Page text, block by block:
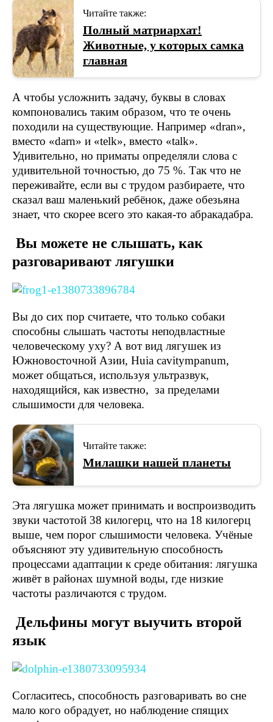
Читайте также:
Полный матриархат!
Животные, у которых самка
главная
А чтобы усложнить задачу, буквы в словах
компоновались таким образом, что те очень
походили на существующие. Например «dran»,
вместо «darn» и «telk», вместо «talk».
Удивительно, но приматы определяли слова с
удивительной точностью, до 75 %. Так что не
переживайте, если вы с трудом разбираете, что
сказал ваш маленький ребёнок, даже обезьяна
знает, что скорее всего это какая-то абракадабра.
Вы можете не слышать, как
разговаривают лягушки
Вы до сих пор считаете, что только собаки
способны слышать частоты неподвластные
человеческому уху? А вот вид лягушек из
Южновосточной Азии, Huia cavitympanum,
может общаться, используя ультразвук,
находящийся, как известно, за пределами
слышимости для человека.
Читайте также:
Милашки нашей планеты
Эта лягушка может принимать и воспроизводить
звуки частотой 38 килогерц, что на 18 килогерц
выше, чем порог слышимости человека. Учёные
объясняют эту удивительную способность
процессами адаптации к среде обитания: лягушка
живёт в районах шумной воды, где низкие
частоты различаются с трудом.
Дельфины могут выучить второй
язык
Согласитесь, способность разговаривать во сне
мало кого обрадует, но наблюдение спящих